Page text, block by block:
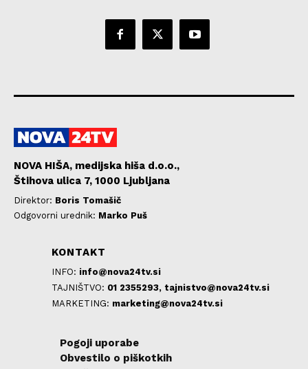
NOVA HIŠA, medijska hiša d.o.o.,
Štihova ulica 7, 1000 Ljubljana
Direktor: Boris Tomašič
Odgovorni urednik: Marko Puš
KONTAKT
INFO: info@nova24tv.si
TAJNIŠTVO: 01 2355293, tajnistvo@nova24tv.si
MARKETING: marketing@nova24tv.si
Pogoji uporabe
Obvestilo o piškotkih